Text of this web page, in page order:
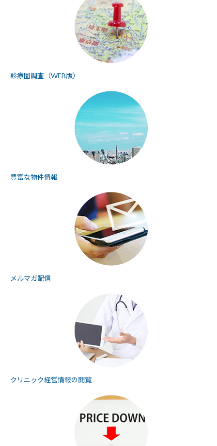
診療圏調査（WEB版）
豊富な物件情報
メルマガ配信
クリニック経営情報の閲覧